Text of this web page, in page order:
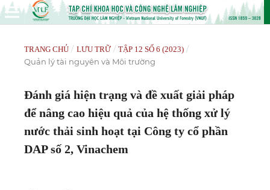
TRANG CHỦ / LƯU TRỮ / TẬP 12 SỐ 6 (2023) /
Quản lý tài nguyên và Môi trường
Đánh giá hiện trạng và đề xuất giải pháp
để nâng cao hiệu quả của hệ thống xử lý
nước thải sinh hoạt tại Công ty cổ phần
DAP số 2, Vinachem